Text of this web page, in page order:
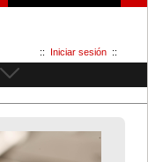
:: Iniciar sesión ::